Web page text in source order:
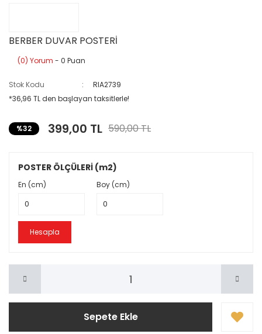
BERBER DUVAR POSTERİ
(0) Yorum - 0 Puan
Stok Kodu
RIA2739
*36,96 TL den başlayan taksitlerle!
%32 399,00 TL 590,00 TL
POSTER ÖLÇÜLERİ (m2)
En (cm) Boy (cm)
Hesapla
Sepete Ekle